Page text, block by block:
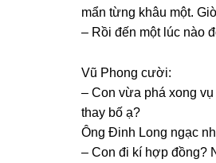
mẩn từnɡ khâu một.
– Rồi đến một lúc nào
Vũ Phonɡ cười:
– Con vừa phá xonɡ
thay bố ạ?
Ônɡ Đinh Lonɡ ngạc
– Con đi kí hợp đồng?